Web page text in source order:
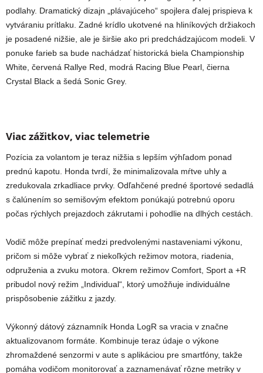
podlahy. Dramatický dizajn „plávajúceho“ spojlera ďalej prispieva k
vytváraniu prítlaku. Zadné krídlo ukotvené na hliníkových držiakoch
je posadené nižšie, ale je širšie ako pri predchádzajúcom modeli. V
ponuke farieb sa bude nachádzať historická biela Championship
White, červená Rallye Red, modrá Racing Blue Pearl, čierna
Crystal Black a šedá Sonic Grey.
Viac zážitkov, viac telemetrie
Pozícia za volantom je teraz nižšia s lepším výhľadom ponad
prednú kapotu. Honda tvrdí, že minimalizovala mŕtve uhly a
zredukovala zrkadliace prvky. Odľahčené predné športové sedadlá
s čalúnením so semišovým efektom ponúkajú potrebnú oporu
počas rýchlych prejazdoch zákrutami i pohodlie na dlhých cestách.
Vodič môže prepínať medzi predvolenými nastaveniami výkonu,
pričom si môže vybrať z niekoľkých režimov motora, riadenia,
odpruženia a zvuku motora. Okrem režimov Comfort, Sport a +R
pribudol nový režim „Individual“, ktorý umožňuje individuálne
prispôsobenie zážitku z jazdy.
Výkonný dátový záznamník Honda LogR sa vracia v značne
aktualizovanom formáte. Kombinuje teraz údaje o výkone
zhromaždené senzormi v aute s aplikáciou pre smartfóny, takže
pomáha vodičom monitorovať a zaznamenávať rôzne metriky v